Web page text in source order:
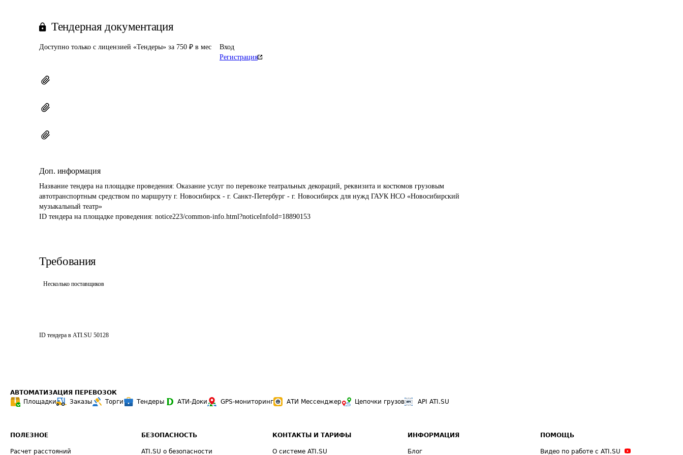
Тендерная документация
Доступно только с лицензией «Тендеры» за 750 ₽ в мес
Вход
Регистрация
Доп. информация
Название тендера на площадке проведения: Оказание услуг по перевозке театральных декораций, реквизита и костюмов грузовым
автотранспортным средством по маршруту г. Новосибирск - г. Санкт-Петербург - г. Новосибирск для нужд ГАУК НСО «Новосибирский
музыкальный театр»
ID тендера на площадке проведения: notice223/common-info.html?noticeInfoId=18890153
Требования
Несколько поставщиков
ID тендера в ATI.SU 50128
АВТОМАТИЗАЦИЯ ПЕРЕВОЗОК
Площадки
Заказы Торги Тендеры АТИ-Доки GPS-мониторинг АТИ Мессенджер Цепочки грузов API ATI.SU
ПОЛЕЗНОЕ
Расчет расстояний
БЕЗОПАСНОСТЬ
ATI.SU о безопасности
КОНТАКТЫ И ТАРИФЫ
О системе ATI.SU
ИНФОРМАЦИЯ
Блог
ПОМОЩЬ
Видео по работе с ATI.SU